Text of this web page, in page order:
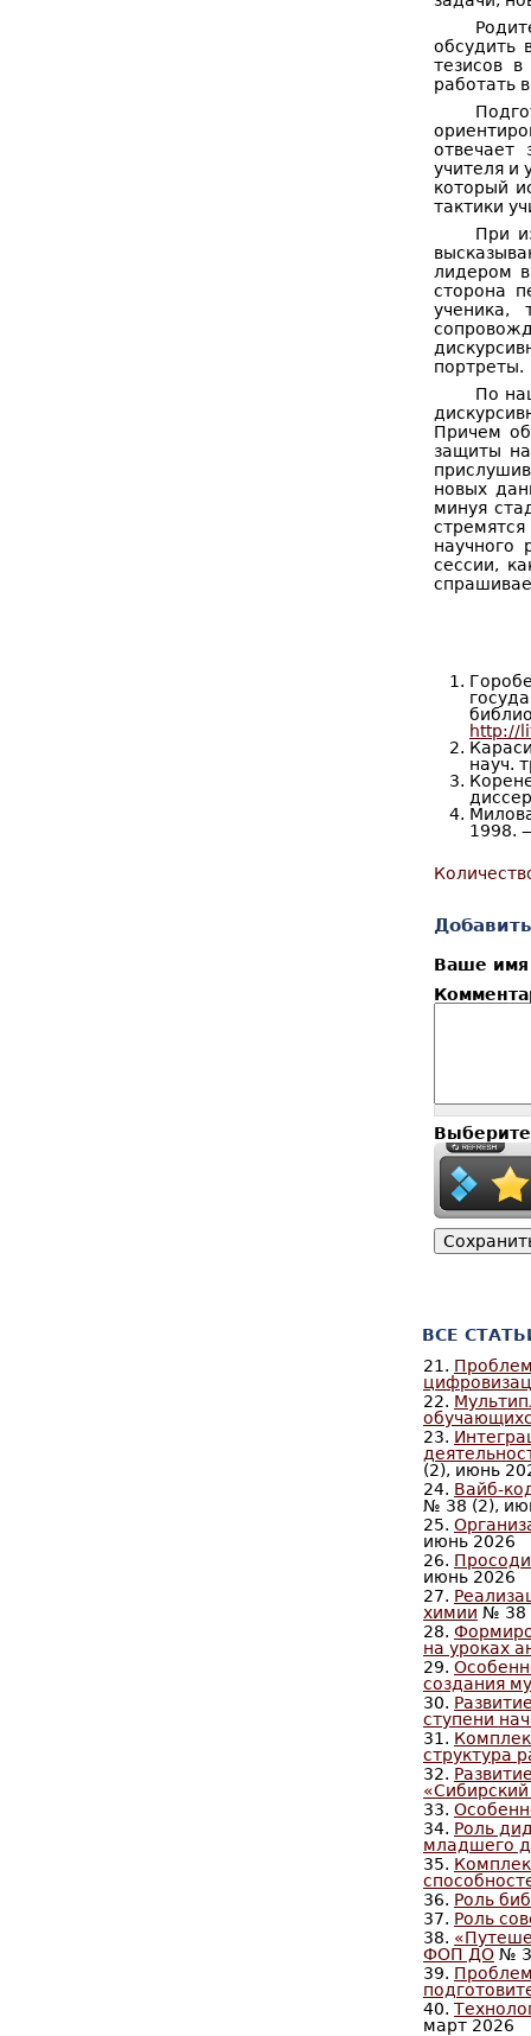
обсудить
тезисов
работать
отвечает
учителя и
который
тактики
При
лидером в
сторона
ученика,
портреты.
По
Причем
защиты
новых
минуя
научного
сессии,
http://
науч.
1998.
Ваше
ВСЕ
21.
22.
23.
(2), июнь
24. Вайб-
№ 38 (2),
25.
июнь 2026
26.
июнь 2026
27.
химии № 38
28.
на уроках
29.
создания
30.
ступени
31.
структура
32.
33.
34. Роль
младшего
35.
36. Роль
37. Роль
38.
ФОП ДО №
39.
40.
март 2026